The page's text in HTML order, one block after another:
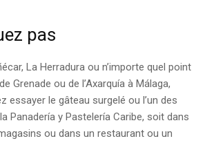
pas
La Herradura ou n’importe quel point
Grenade ou de l’Axarquía à Málaga,
essayer le gâteau surgelé ou l’un des
Panadería y Pastelería Caribe, soit dans
ou dans un restaurant ou un